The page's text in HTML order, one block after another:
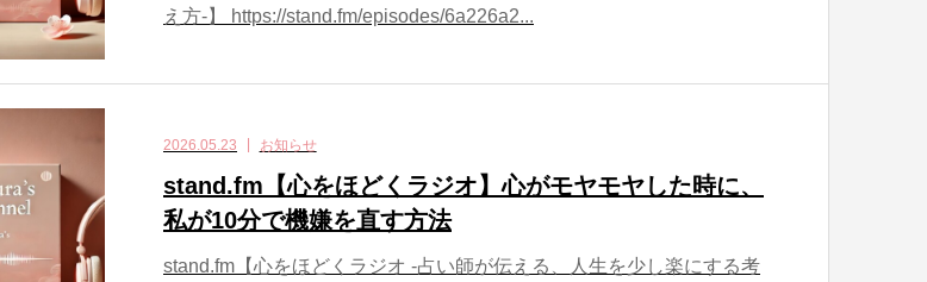
え方-】 https://stand.fm/episodes/6a226a2...
2026.05.23 お知らせ
stand.fm【心をほどくラジオ】心がモヤモヤした時に、
私が10分で機嫌を直す方法
stand.fm【心をほどくラジオ -占い師が伝える、人生を少し楽にする考